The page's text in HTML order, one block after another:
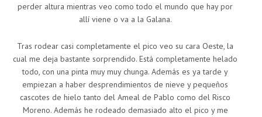
perder altura mientras veo como todo el mundo que hay por
allí viene o va a la Galana.
Tras rodear casi completamente el pico veo su cara Oeste, la
cual me deja bastante sorprendido. Está completamente helado
todo, con una pinta muy muy chunga. Además es ya tarde y
empiezan a haber desprendimientos de nieve y pequeños
cascotes de hielo tanto del Ameal de Pablo como del Risco
Moreno. Además he rodeado demasiado alto el pico y me